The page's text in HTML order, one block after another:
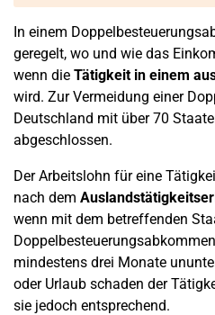
In einem
geregelt, wo und wie das
wenn die Tätigkeit in einem
wird. Zur Vermeidung einer
Deutschland mit über 70
abgeschlossen.
Der Arbeitslohn für eine
nach dem
wenn mit dem betreffenden
mindestens drei Monate
oder Urlaub schaden der
sie jedoch entsprechend.